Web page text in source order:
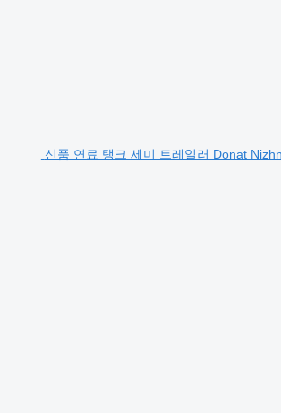
신품 연료 탱크 세미 트레일러 Donat